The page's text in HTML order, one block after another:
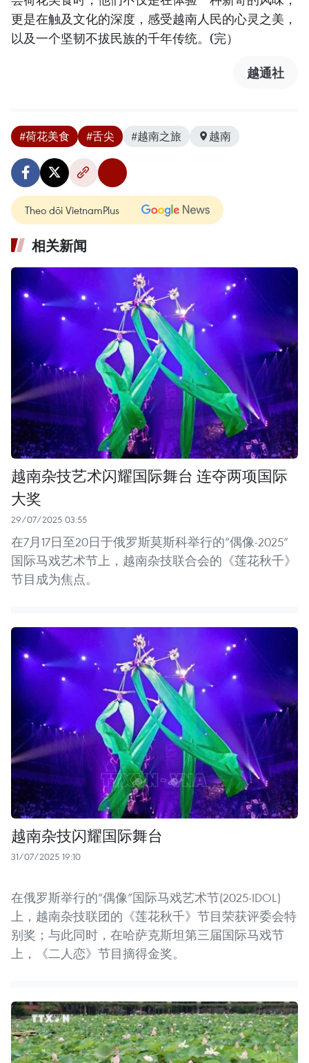
更是在触及文化的深度，感受越南人民的心灵之美，
以及一个坚韧不拔民族的千年传统。(完）
越通社
#荷花美食 #舌尖 #越南之旅 越南
Theo dõi VietnamPlus
相关新闻
越南杂技艺术闪耀国际舞台 连夺两项国际
大奖
29/07/2025 03:55
在7月17日至20日于俄罗斯莫斯科举行的“偶像-2025”
国际马戏艺术节上，越南杂技联合会的《莲花秋千》
节目成为焦点。
越南杂技闪耀国际舞台
31/07/2025 19:10
在俄罗斯举行的“偶像”国际马戏艺术节(2025-IDOL)
上，越南杂技联团的《莲花秋千》节目荣获评委会特
别奖；与此同时，在哈萨克斯坦第三届国际马戏节
上，《二人恋》节目摘得金奖。